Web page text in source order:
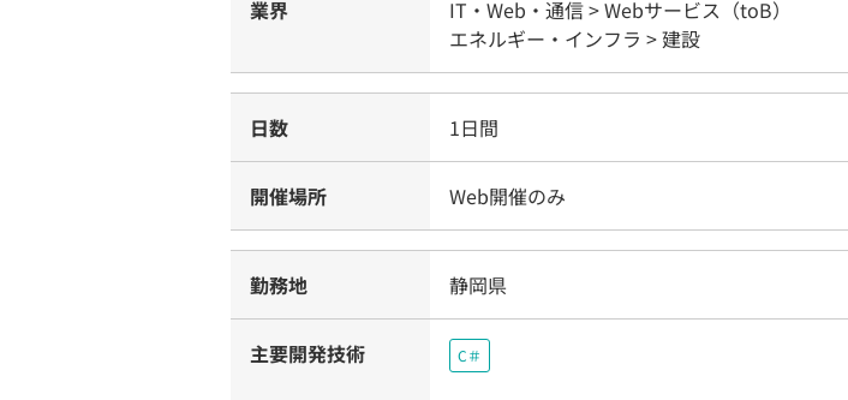
業界
IT・Web・通信 > Webサービス（toB）
エネルギー・インフラ > 建設
日数 1日間
開催場所 Web開催のみ
勤務地 静岡県
主要開発技術 C＃